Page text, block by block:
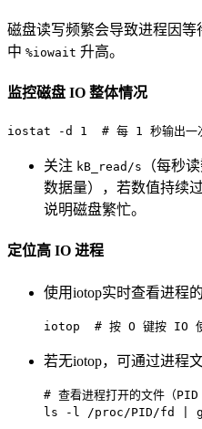
磁盘读写频繁会导致进程因等
中 %iowait 升高。
监控磁盘 IO 整体情况
iostat -d 1 # 每 1 秒输出一
关注 kB_read/s （每秒
数据量），若数值持续
说明磁盘繁忙。
定位高 IO 进程
使用iotop实时查看进程
iotop # 按 O 键按 IO
若无iotop，可通过进程
# 查看进程打开的文件（
ls -l /proc/PID/fd |